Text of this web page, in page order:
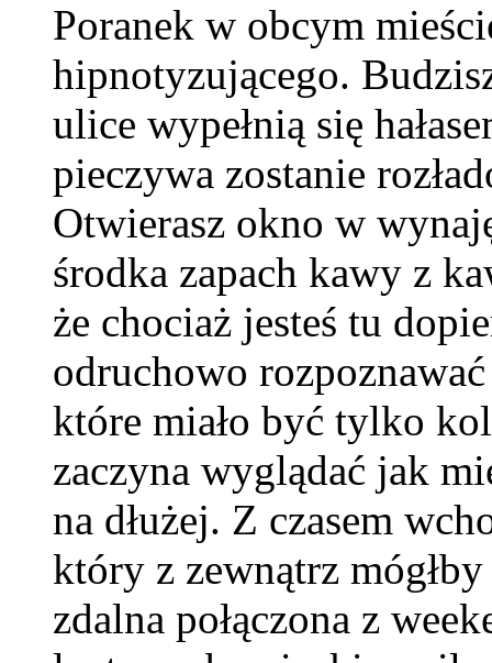
Poranek w obcym
hipnotyzującego.
ulice wypełnią się
pieczywa zostanie
Otwierasz okno w
środka zapach kawy z
że chociaż jesteś tu
odruchowo
które miało być tylko
zaczyna wyglądać jak
na dłużej. Z czasem
który z zewnątrz
zdalna połączona z